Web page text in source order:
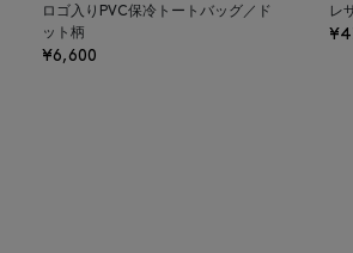
ロゴ入りPVC保冷トートバッグ／ド
ット柄
¥6,600
レ